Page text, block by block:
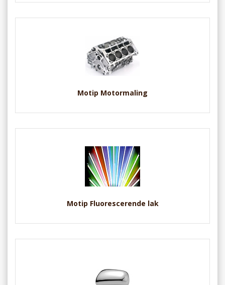
Motip Motormaling
Motip Fluorescerende lak